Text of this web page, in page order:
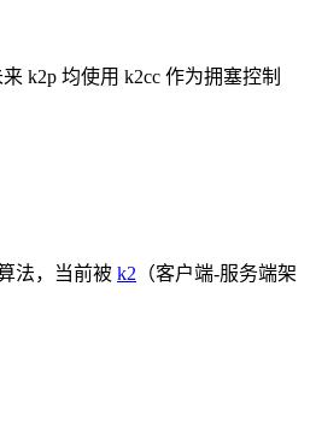
k2p 均使用 k2cc 作为拥塞控制
法，当前被 k2 （客户端-服务端架